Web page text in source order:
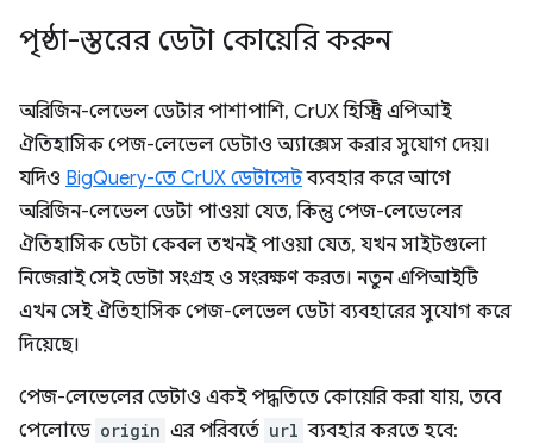
পৃষ্ঠা-স্তরের ডেটা কোয়েরি করুন
অরিজিন-লেভেল ডেটার পাশাপাশি, CrUX হিস্ট্রি এপিআই
ঐতিহাসিক পেজ-লেভেল ডেটাও অ্যাক্সেস করার সুযোগ দেয়।
যদিও BigQuery-তে CrUX ডেটাসেটব্যবহার করে আগে
অরিজিন-লেভেল ডেটা পাওয়া যেত, কিন্তু পেজ-লেভেলের
ঐতিহাসিক ডেটা কেবল তখনই পাওয়া যেত, যখন সাইটগুলো
নিজেরাই সেই ডেটা সংগ্রহ ও সংরক্ষণ করত। নতুন এপিআইটি
এখন সেই ঐতিহাসিক পেজ-লেভেল ডেটা ব্যবহারের সুযোগ করে
দিয়েছে।
পেজ-লেভেলের ডেটাও একই পদ্ধতিতে কোয়েরি করা যায়, তবে
পেলোডে origin এর পরিবর্তে url ব্যবহার করতে হবে: